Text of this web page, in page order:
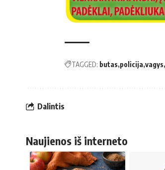
TAGGED: butas policija vagys
Dalintis
Naujienos iš interneto